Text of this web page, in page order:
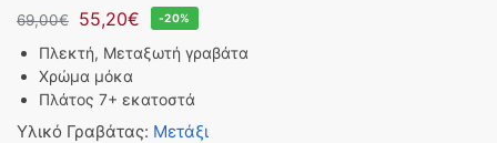
69,00€ 55,20€ -20%
Πλεκτή, Μεταξωτή γραβάτα
Χρώμα μόκα
Πλάτος 7+ εκατοστά
Υλικό Γραβάτας: Μετάξι